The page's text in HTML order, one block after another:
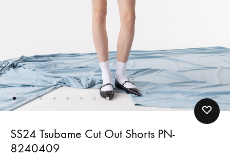
SS24 Tsubame Cut Out Shorts PN-
8240409